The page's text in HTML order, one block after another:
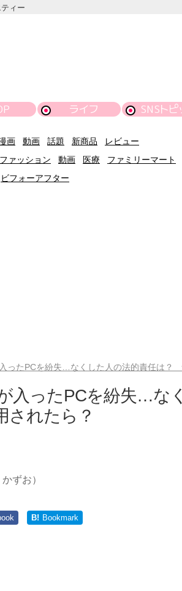
ィー
ライフ SNSトピ
画 動画 話題 新商品
レビュー
ファッション 動画 医療 ファミリーマート
ビフォーアフター
ったPCを紛失…なくした人の法的責任は？
入ったPCを紛失…な
れたら？
ずお）
B! Bookmark